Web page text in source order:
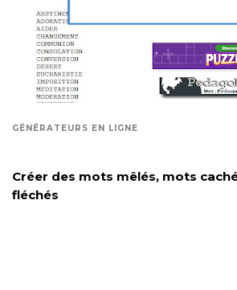
GÉNÉRATEURS EN LIGNE
Créer des mots mêlés, mots
fléchés